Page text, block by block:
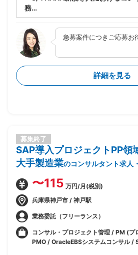
務
※既にSAP導入済で業務改革を伴
ビルド前提での推進
・SAP/PPモジュールコンサルティ
急募案件につきご応募お
詳細を見る
募集終了
SAP導入プロジェクトPP領
大手製造業のコンサルタント求人
〜115 万円/月(税別)
兵庫県神戸市 / 神戸駅
業務委託（フリーランス）
コンサル・プロジェクト管理 / PM (
PMO / OracleEBSシステムコンサル